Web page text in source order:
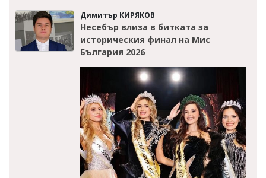
Димитър КИРЯКОВ
Несебър влиза в битката за
историческия финал на Мис
България 2026